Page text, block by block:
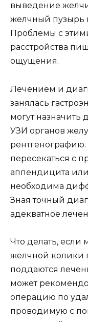
выведение
желчный пузырь
Проблемы с
расстройства
ощущения.
Лечением и
занялась
могут назначить
УЗИ органов
пересекаться с
аппендицита
необходима
Зная точный
адекватное
Что делать, если
желчной колики
поддаются
может
операцию по
проводимую с